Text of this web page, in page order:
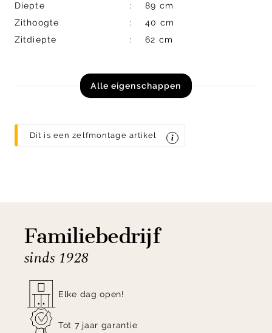
Diepte
89 cm
Zithoogte
40 cm
Zitdiepte
62 cm
Alle eigenschappen
Dit is een zelfmontage artikel
Familiebedrijf
sinds 1928
Elke dag open!
Tot 7 jaar garantie